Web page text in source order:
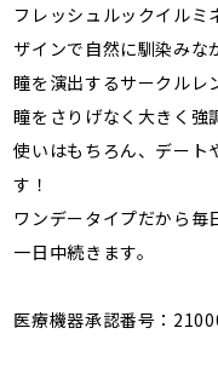
フレッシュルックイル
ザインで自然に馴染みな
瞳を演出するサークルレ
瞳をさりげなく大きく強
使いはもちろん、デート
す！
ワンデータイプだから
一日中続きます。
医療機器承認番号：